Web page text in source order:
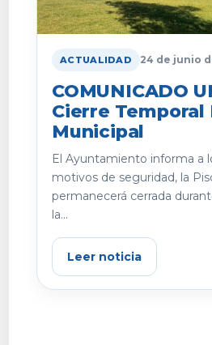
ACTUALIDAD 24 de junio
COMUNICADO
Cierre Temporal
Municipal
El Ayuntamiento informa a
motivos de seguridad, la
permanecerá cerrada
la...
Leer noticia